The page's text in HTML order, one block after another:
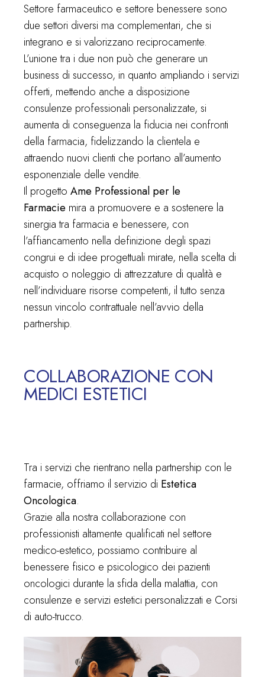
Settore farmaceutico e settore benessere sono
due settori diversi ma complementari, che si
integrano e si valorizzano reciprocamente.
L’unione tra i due non può che generare un
business di successo, in quanto ampliando i servizi
offerti, mettendo anche a disposizione
consulenze professionali personalizzate, si
aumenta di conseguenza la fiducia nei confronti
della farmacia, fidelizzando la clientela e
attraendo nuovi clienti che portano all’aumento
esponenziale delle vendite.
Il progettoAme Professional per le
Farmacie mira a promuovere e a sostenere la
sinergia tra farmacia e benessere, con
l’affiancamento nella definizione degli spazi
congrui e di idee progettuali mirate, nella scelta di
acquisto o noleggio di attrezzature di qualità e
nell’individuare risorse competenti, il tutto senza
nessun vincolo contrattuale nell’avvio della
partnership.
COLLABORAZIONE CON
MEDICI ESTETICI
Tra i servizi che rientrano nella partnership con le
farmacie, offriamo il servizio di Estetica
Oncologica.
Grazie alla nostra collaborazione con
professionisti altamente qualificati nel settore
medico-estetico, possiamo contribuire al
benessere fisico e psicologico dei pazienti
oncologici durante la sfida della malattia, con
consulenze e servizi estetici personalizzati e Corsi
di auto-trucco.